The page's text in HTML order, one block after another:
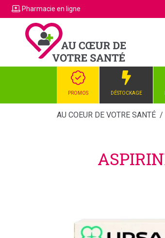
Pharmacie en ligne
PROMOS DÉSTOCKAGE
AU COEUR DE VOTRE SANTÉ